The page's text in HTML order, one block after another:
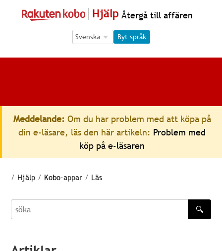
Hjälp Återgå till affären
Language Selection
Language Selection
Byt språk
Meddelande: Om du har problem med att köpa på
din e-läsare, läs den här artikeln: Problem med
köp på e-läsaren
/ Hjälp / Kobo-appar / Läs
söka
🔍